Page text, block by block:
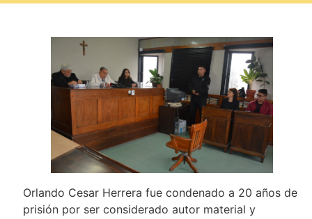
Orlando Cesar Herrera fue condenado a 20 años de
prisión por ser considerado autor material y